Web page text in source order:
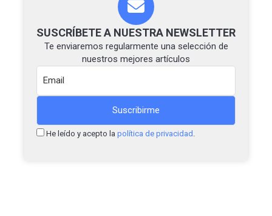
SUSCRÍBETE A NUESTRA NEWSLETTER
Te enviaremos regularmente una selección de
nuestros mejores artículos
He leído y acepto la política de privacidad